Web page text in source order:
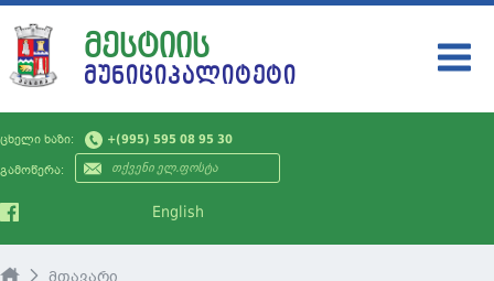
ცხელი ხაზი: +(995) 595 08 95 30
გამოწერა:
English
ᲛᲔᲡᲢᲘᲘᲡ
ᲛᲣᲜᲘᲪᲘᲞᲐᲚᲘᲢᲔᲢᲘ
ᲛᲣᲜᲘᲪᲘᲞᲐᲚᲘᲢᲔᲢᲘ
ᲗᲕᲘᲗᲛᲛᲐᲠᲗᲕᲔᲚᲝᲑᲐ
ᲡᲘᲐᲮᲚᲔᲔᲑᲘ
ᲡᲔᲠᲕᲘᲡᲔᲑᲘ